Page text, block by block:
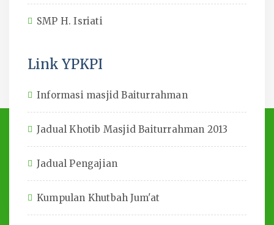
SMP H. Isriati
Link YPKPI
Informasi masjid Baiturrahman
Jadual Khotib Masjid Baiturrahman 2013
Jadual Pengajian
Kumpulan Khutbah Jum'at